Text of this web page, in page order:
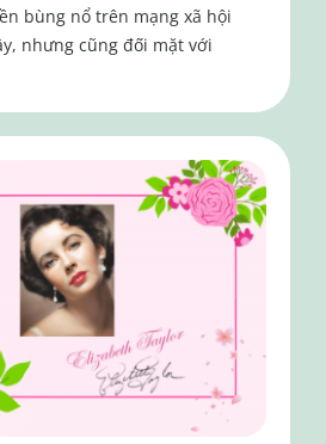
bùng nổ trên mạng xã hội
nhưng cũng đối mặt với